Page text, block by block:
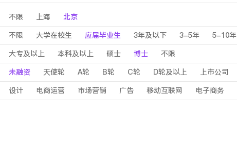
不限 上海 北京
不限 大学在校生 应届毕业生 3年及以下 3-5年 5-10年
大专及以上 本科及以上 硕士 博士 不限
未融资 天使轮 A轮 B轮 C轮 D轮及以上 上市公司
设计 电商运营 市场营销 广告 移动互联网 电子商务